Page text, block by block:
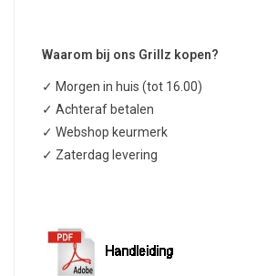
Waarom bij ons Grillz kopen?
✓ Morgen in huis (tot 16.00)
✓ Achteraf betalen
✓ Webshop keurmerk
✓ Zaterdag levering